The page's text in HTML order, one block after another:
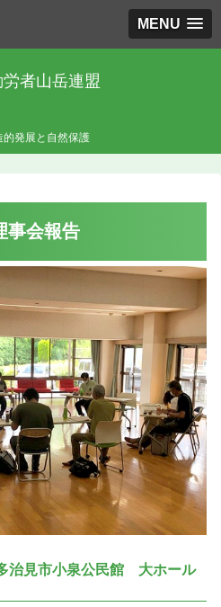
MENU
者山岳連盟
的発展と自然保護
会報告
見市小泉公民館 大ホール